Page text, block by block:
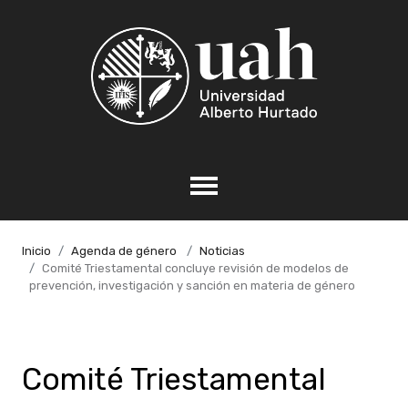
Inicio Agenda de género
Noticias
Comité Triestamental concluye revisión de modelos de
prevención, investigación y sanción en materia de género
Comité Triestamental